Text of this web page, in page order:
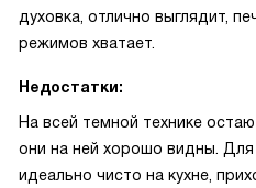
духовка, отлично выглядит,
режимов хватает.
Недостатки:
На всей темной технике
они на ней хорошо видны.
идеально чисто на кухне,